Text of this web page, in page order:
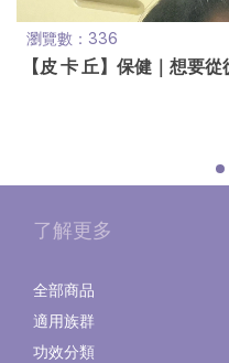
瀏覽數：336
【皮 卡 丘】保健｜想要
了解更多
全部商品
適用族群
功效分類